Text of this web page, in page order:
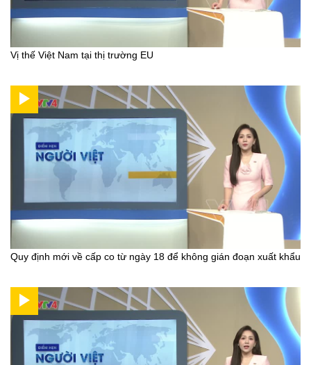
Vị thế Việt Nam tại thị trường EU
Quy định mới về cấp co từ ngày 18 để không gián đoạn xuất khẩu